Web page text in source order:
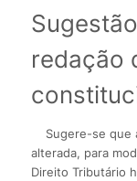
redação
Sugere-se que
alterada, para
Direito Tributário